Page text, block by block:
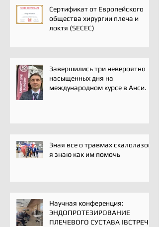
реабилитации
Сертификат от Европейского
общества хирургии плеча и
локтя (SECEC)
Завершились три невероятно
насыщенных дня на
международном курсе в Анси.
Зная все о травмах скалолазов,
я знаю как им помочь
Научная конференция:
ЭНДОПРОТЕЗИРОВАНИЕ
ПЛЕЧЕВОГО СУСТАВА |ВСТРЕЧА